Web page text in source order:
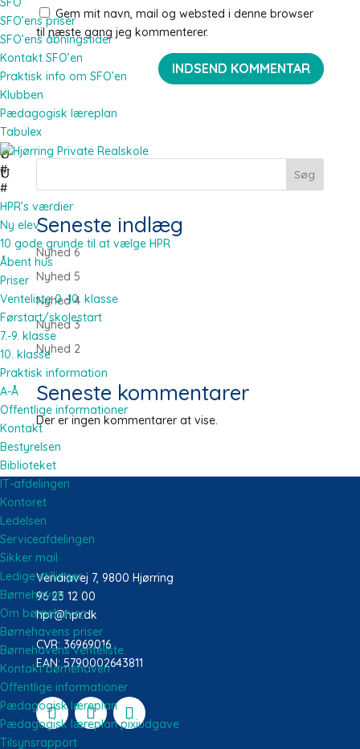
SFO’ens priser
SFO’ens åbningstider
Kontakt SFO’en
Praktisk info om SFO’en
Klubben
Pædagogisk læreplan
Tabulex
#
#
HPR’s værdier
Ny elev
10 gode grunde til at vælge HPR
Åbent hus
Priser
Venteliste 0.-10. klasse
Førstart/skolestart
7.-9. klasse
10. klasse
Praktisk information
A-Å
Offentlige informationer
Kontakt
Bestyrelsen
Biblioteket
IT-afdelingen
Kontoret
Ledelsen
Serviceafdelingen
Sikker mail
Ledige stillinger
Børnehaven
Om børnehaven
Børnehavens priser
Børnehavens venteliste
Kontakt børnehaven
Offentlige informationer
Pædagogisk læreplan
Pædagogisk læreplan pixiudgave
Tilsynsrapport
Gem mit navn, mail og websted i denne browser
til næste gang jeg kommenterer.
Søg
Seneste indlæg
Nyhed 6
Nyhed 5
Nyhed 4
Nyhed 3
Nyhed 2
Seneste kommentarer
Der er ingen kommentarer at vise.
Vendiavej 7, 9800 Hjørring
96 23 12 00
hpr@hpr.dk
CVR: 36969016
EAN: 5790002643811